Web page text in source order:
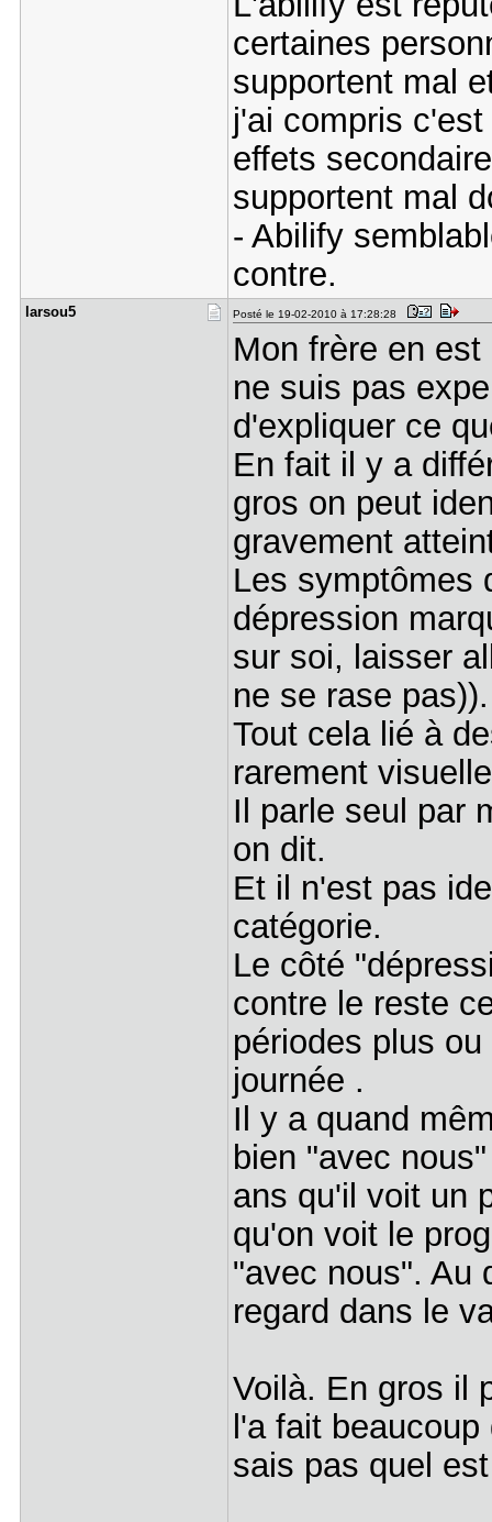
certaines
supportent mal
j'ai compris
effets
supportent mal
- Abilify
contre.
larsou5 Posté le 19-02-2010 à 17:28:28
Mon frère en
ne suis pas
d'expliquer ce
En fait il y a
gros on peut
gravement
Les symptômes
dépression
sur soi, laisser
ne se rase pas)).
Tout cela lié à
rarement
Il parle seul par
on dit.
Et il n'est pas
catégorie.
Le côté
contre le reste
périodes plus
journée .
Il y a quand
bien "avec
ans qu'il voit un
qu'on voit le
"avec nous". Au
regard dans le
Voilà. En gros il
l'a fait
sais pas quel